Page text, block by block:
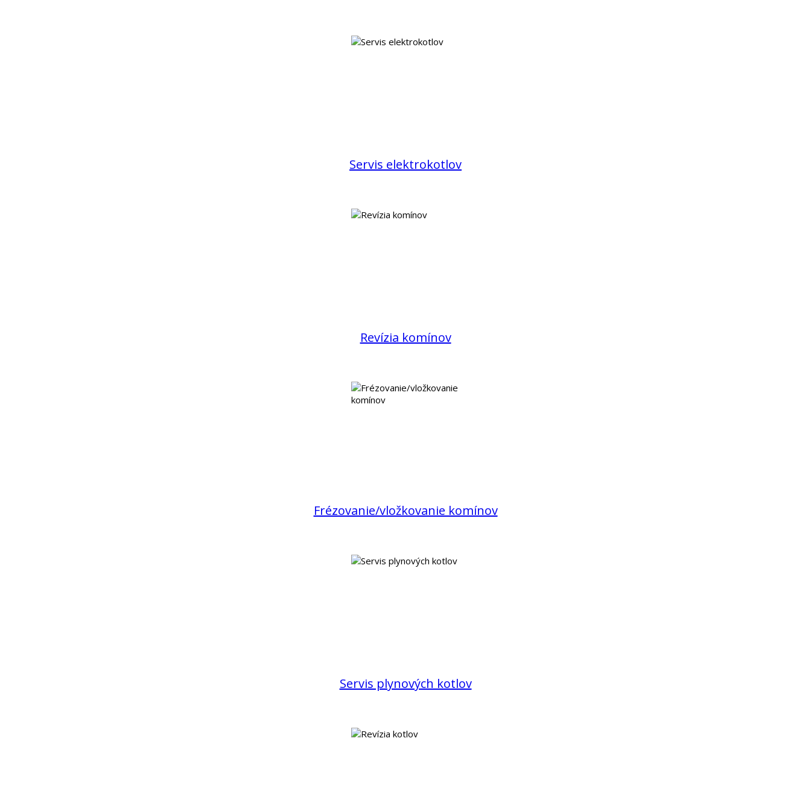
Servis elektrokotlov
Revízia komínov
Frézovanie/vložkovanie komínov
Servis plynových kotlov